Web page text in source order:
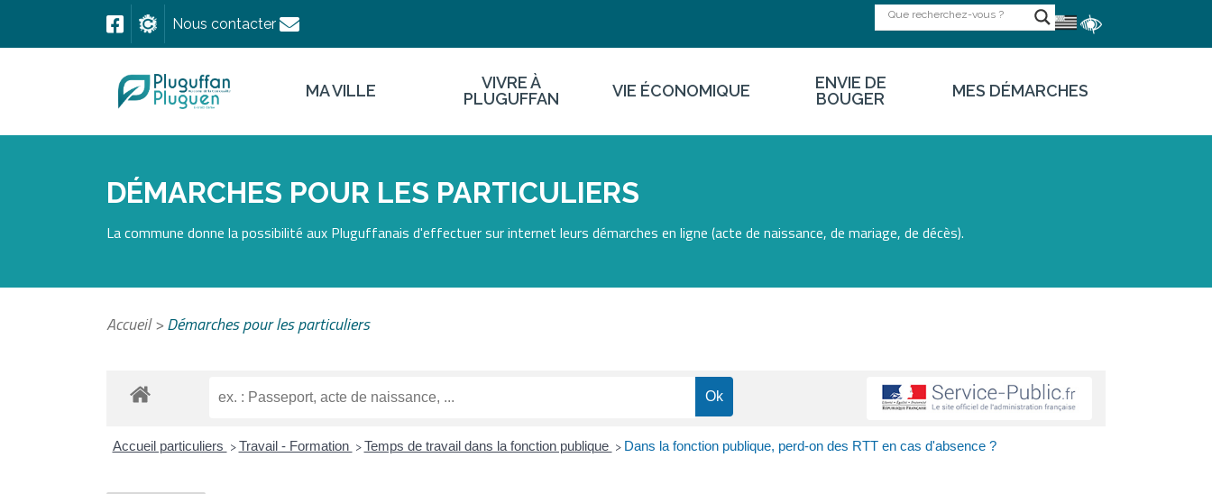
Nous contacter
MA VILLE
VIVRE À
PLUGUFFAN
VIE ÉCONOMIQUE
ENVIE DE
BOUGER
MES DÉMARCHES
DÉMARCHES POUR LES PARTICULIERS
La commune donne la possibilité aux Pluguffanais d'effectuer sur internet leurs démarches en ligne (acte de naissance, de mariage, de décès).
Accueil>Démarches pour les particuliers
Accueil particuliers > Travail - Formation > Temps de travail dans la fonction publique > Dans la fonction publique, perd-on des RTT en cas d'absence ?